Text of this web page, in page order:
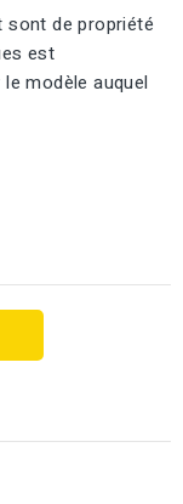
sont de propriété
est
modèle auquel